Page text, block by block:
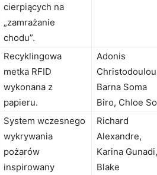
cierpiących na
„zamrażanie
chodu”.
Recyklingowa
metka RFID
wykonana z
papieru.
Adonis
Barna Soma
Biro, Chloe So
System wczesnego
wykrywania
pożarów
inspirowany
Richard
Alexandre,
Karina Gunadi,
Blake